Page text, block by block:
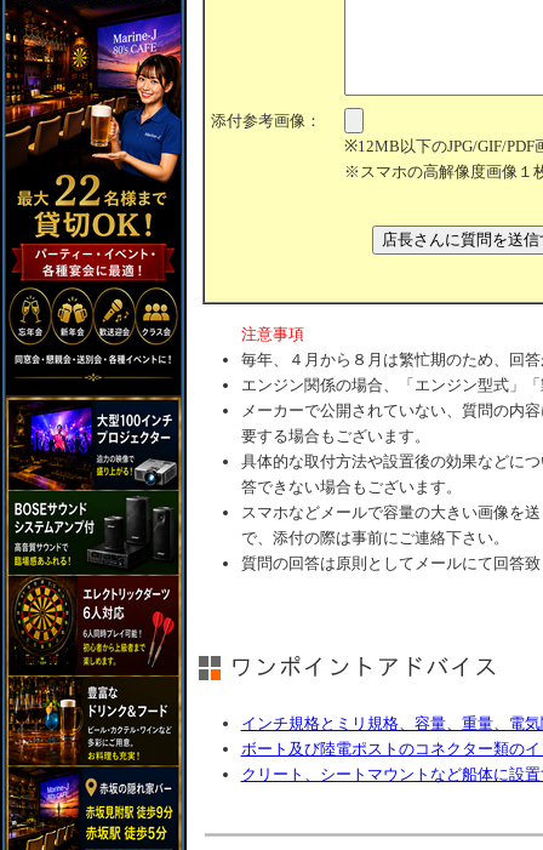
添付参考画像：
※12MB以下のJPG/GIF/PDF
※スマホの高解像度画像１
注意事項
毎年、４月から８月は繁忙期のため、回
エンジン関係の場合、「エンジン型式」
メーカーで公開されていない、質問の内
要する場合もございます。
具体的な取付方法や設置後の効果などに
答できない場合もございます。
スマホなどメールで容量の大きい画像を
で、添付の際は事前にご連絡下さい。
質問の回答は原則としてメールにて回答
インチ規格とミリ規格、容量、重量、電
ボート及び陸電ポストのコネクター類の
クリート、シートマウントなど船体に設